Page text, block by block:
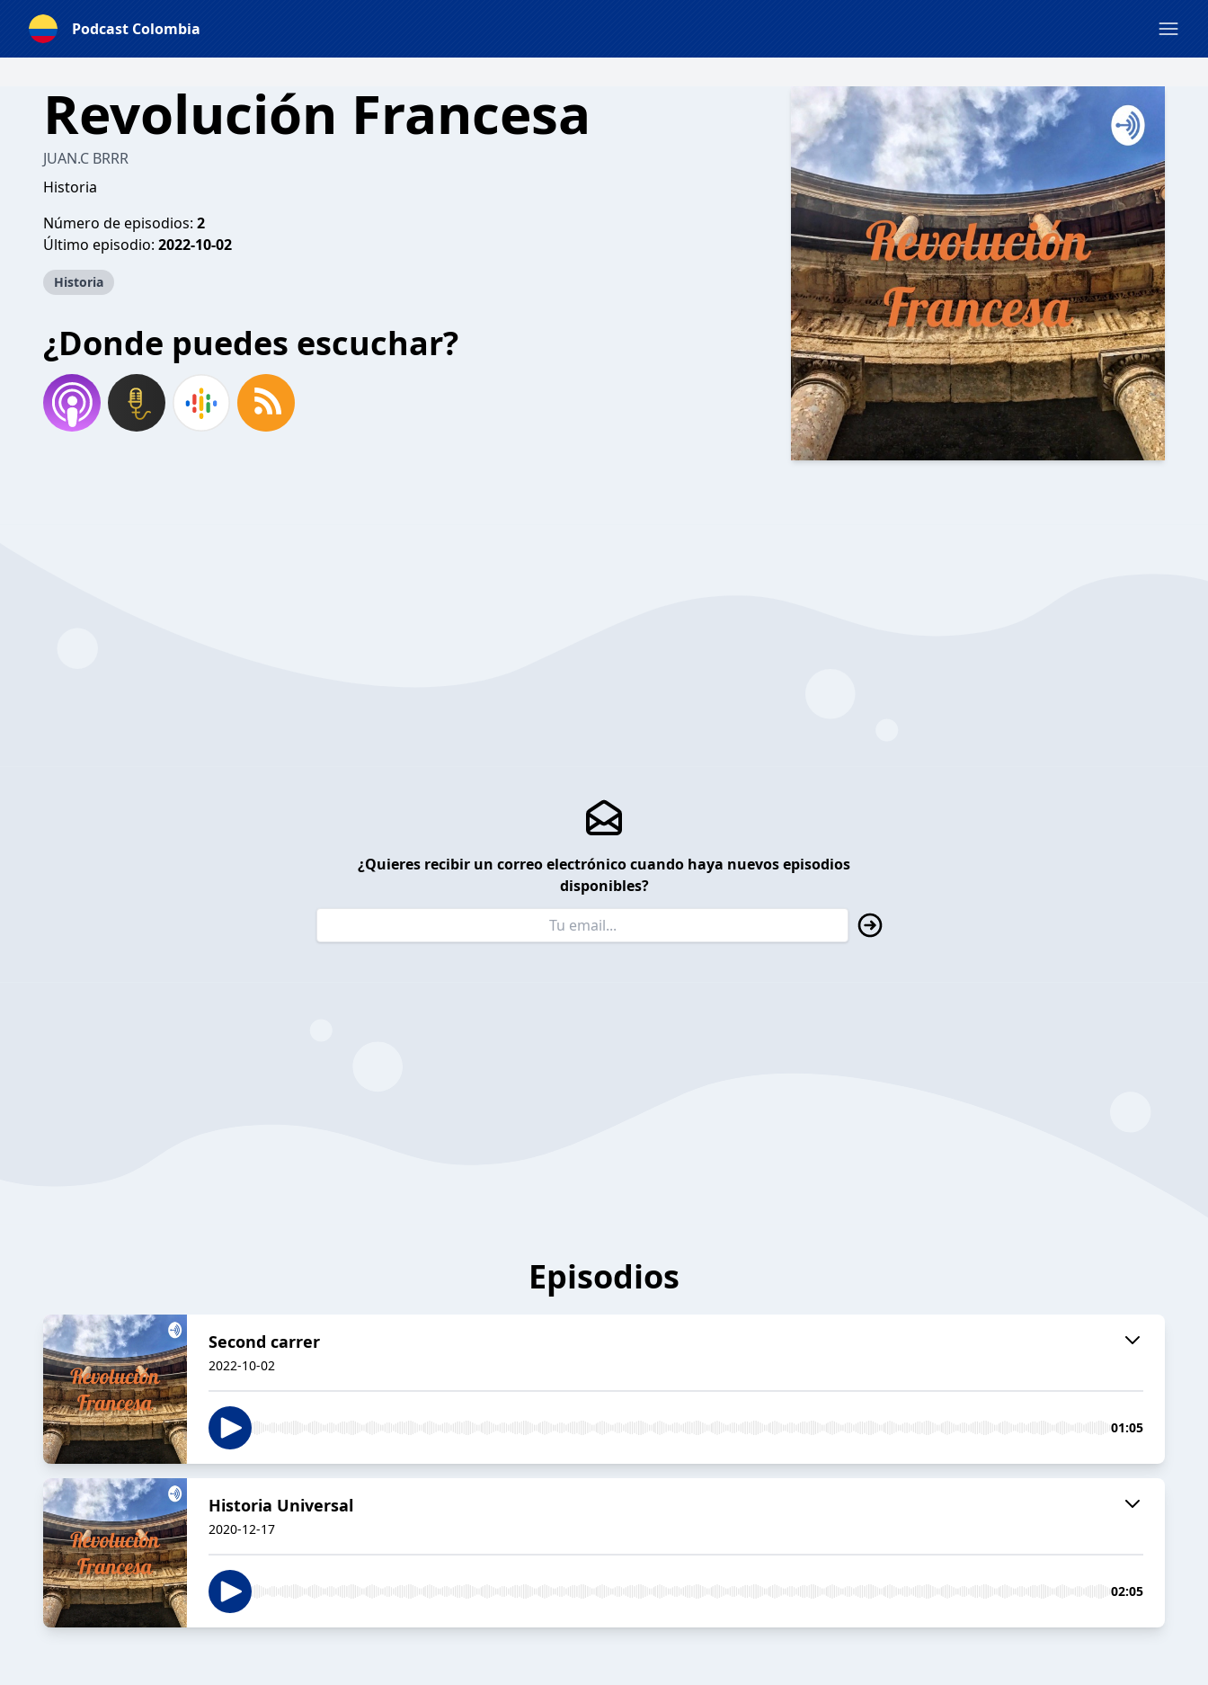
Podcast Colombia
Revolución Francesa
JUAN.C BRRR
Historia
Número de episodios: 2
Último episodio: 2022-10-02
Historia
¿Donde puedes escuchar?
¿Quieres recibir un correo electrónico cuando haya nuevos episodios
disponibles?
Episodios
Second carrer
2022-10-02
01:05
Historia Universal
2020-12-17
02:05